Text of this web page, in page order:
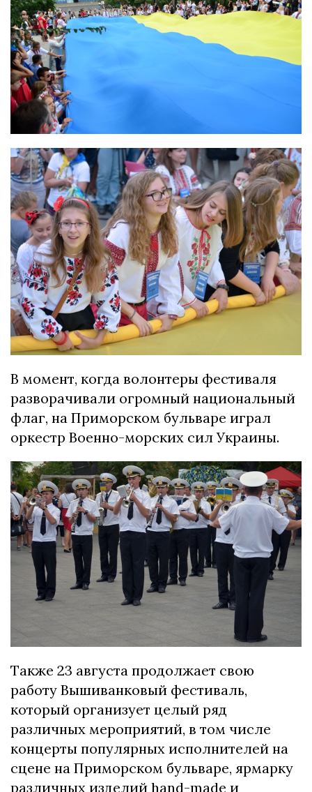
В момент, когда волонтеры фестиваля
разворачивали огромный национальный
флаг, на Приморском бульваре играл
оркестр Военно-морских сил Украины.
Также 23 августа продолжает свою
работу Вышиванковый фестиваль,
который организует целый ряд
различных мероприятий, в том числе
концерты популярных исполнителей на
сцене на Приморском бульваре, ярмарку
различных изделий hand-made и